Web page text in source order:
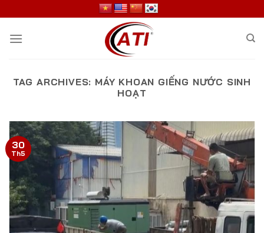
to
content
TAG ARCHIVES: MÁY KHOAN GIẾNG NƯỚC SINH
HOẠT
30
Th5